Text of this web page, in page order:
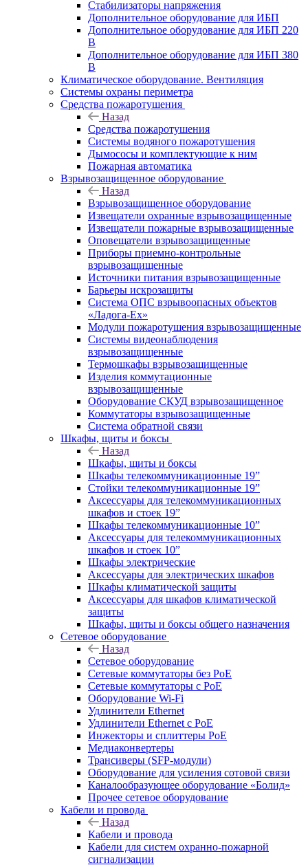
Стабилизаторы напряжения
Дополнительное оборудование для ИБП
Дополнительное оборудование для ИБП 220
В
Дополнительное оборудование для ИБП 380
В
Климатическое оборудование. Вентиляция
Системы охраны периметра
Средства пожаротушения
Назад
Средства пожаротушения
Системы водяного пожаротушения
Дымососы и комплектующие к ним
Пожарная автоматика
Взрывозащищенное оборудование
Назад
Взрывозащищенное оборудование
Извещатели охранные взрывозащищенные
Извещатели пожарные взрывозащищенные
Оповещатели взрывозащищенные
Приборы приемно-контрольные
взрывозащищенные
Источники питания взрывозащищенные
Барьеры искрозащиты
Система ОПС взрывоопасных объектов
«Ладога-Ex»
Модули пожаротушения взрывозащищенные
Системы видеонаблюдения
взрывозащищенные
Термошкафы взрывозащищенные
Изделия коммутационные
взрывозащищенные
Оборудование СКУД взрывозащищенное
Коммутаторы взрывозащищенные
Система обратной связи
Шкафы, щиты и боксы
Назад
Шкафы, щиты и боксы
Шкафы телекоммуникационные 19”
Стойки телекоммуникационные 19”
Аксессуары для телекоммуникационных
шкафов и стоек 19”
Шкафы телекоммуникационные 10”
Аксессуары для телекоммуникационных
шкафов и стоек 10”
Шкафы электрические
Аксессуары для электрических шкафов
Шкафы климатической защиты
Аксессуары для шкафов климатической
защиты
Шкафы, щиты и боксы общего назначения
Сетевое оборудование
Назад
Сетевое оборудование
Сетевые коммутаторы без PoE
Сетевые коммутаторы с PoE
Оборудование Wi-Fi
Удлинители Ethernet
Удлинители Ethernet с PoE
Инжекторы и сплиттеры PoE
Медиаконвертеры
Трансиверы (SFP-модули)
Оборудование для усиления сотовой связи
Каналообразующее оборудование «Болид»
Прочее сетевое оборудование
Кабели и провода
Назад
Кабели и провода
Кабели для систем охранно-пожарной
сигнализации